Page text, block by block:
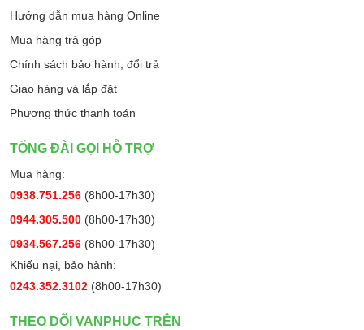
Hướng dẫn mua hàng Online
Mua hàng trả góp
Chính sách bảo hành, đổi trả
Giao hàng và lắp đặt
Phương thức thanh toán
TỔNG ĐÀI GỌI HỖ TRỢ
Mua hàng:
0938.751.256 (8h00-17h30)
0944.305.500 (8h00-17h30)
0934.567.256 (8h00-17h30)
Khiếu nại, bảo hành:
0243.352.3102 (8h00-17h30)
THEO DÕI VANPHUC TRÊN